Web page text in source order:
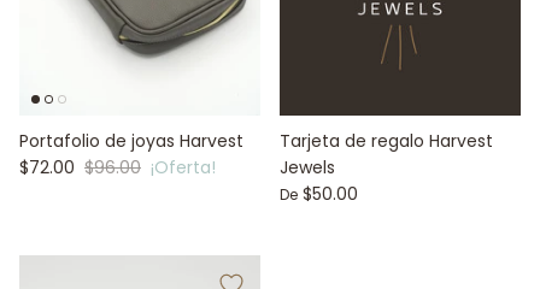
Portafolio de joyas Harvest
$72.00 $96.00 ¡Oferta!
Tarjeta de regalo Harvest
Jewels
De $50.00